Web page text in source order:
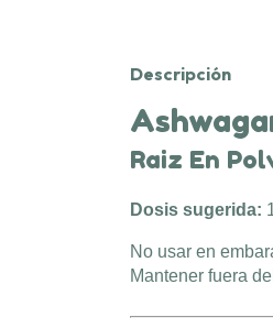
Descripción
Raiz En
Dosis sugerida:
No usar en
Mantener fuera